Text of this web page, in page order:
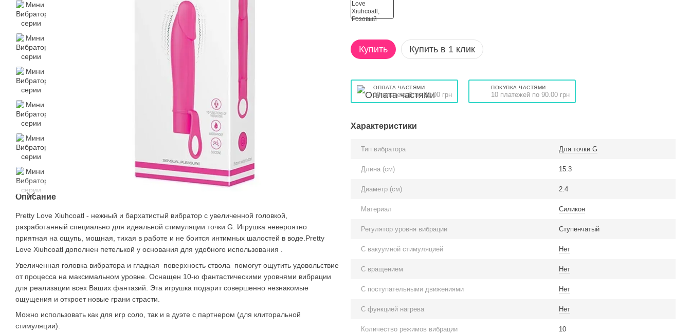
Описание
Pretty Love Xiuhcoatl - нежный и бархатистый вибратор c увеличенной головкой,
разработанный специально для идеальной стимуляции точки G. Игрушка невероятно
приятная на ощупь, мощная, тихая в работе и не боится интимных шалостей в воде.Pretty
Love Xiuhcoatl дополнен петелькой у основания для удобного использования .
Увеличенная головка вибратора и гладкая поверхность ствола помогут ощутить удовольствие
от процесса на максимальном уровне. Оснащен 10-ю фантастическими уровнями вибрации
для реализации всех Ваших фантазий. Эта игрушка подарит совершенно незнакомые
ощущения и откроет новые грани страсти.
Можно использовать как для игр соло, так и в дуэте с партнером (для клиторальной
стимуляции).
Купить Купить в 1 клик
ОПЛАТА ЧАСТЯМИ
10 платежей по 90.00 грн
ПОКУПКА ЧАСТЯМИ
10 платежей по 90.00 грн
Характеристики
Тип вибратора Для точки G
Длина (см) 15.3
Диаметр (см) 2.4
Материал Силикон
Регулятор уровня вибрации Ступенчатый
С вакуумной стимуляцией Нет
С вращением Нет
С поступательными движениями Нет
С функцией нагрева Нет
Количество режимов вибрации 10